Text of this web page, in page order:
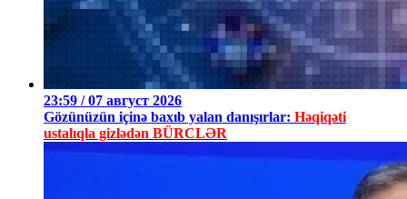
23:59 / 07 август 2026
Gözünüzün içinə baxıb yalan danışırlar: Həqiqəti
ustalıqla gizlədən BÜRCLƏR